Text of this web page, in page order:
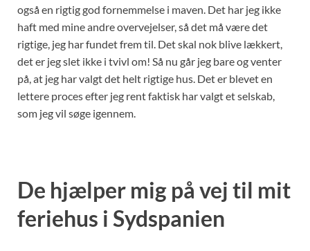
også en rigtig god fornemmelse i maven. Det har jeg ikke
haft med mine andre overvejelser, så det må være det
rigtige, jeg har fundet frem til. Det skal nok blive lækkert,
det er jeg slet ikke i tvivl om! Så nu går jeg bare og venter
på, at jeg har valgt det helt rigtige hus. Det er blevet en
lettere proces efter jeg rent faktisk har valgt et selskab,
som jeg vil søge igennem.
De hjælper mig på vej til mit
feriehus i Sydspanien